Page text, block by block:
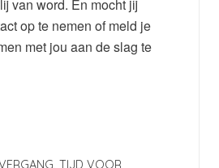
van word. En mocht jij
op te nemen of meld je
met jou aan de slag te
, TIJD VOOR